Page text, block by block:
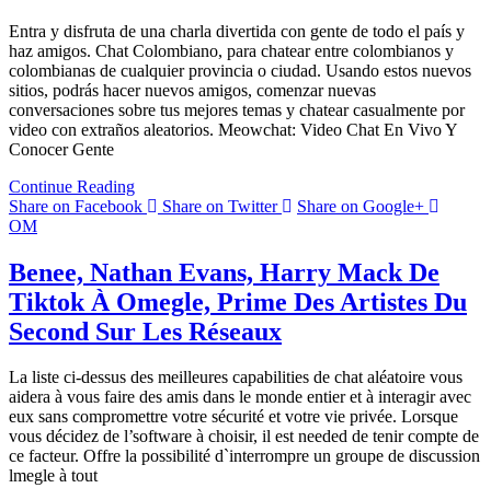
Entra y disfruta de una charla divertida con gente de todo el país y
haz amigos. Chat Colombiano, para chatear entre colombianos y
colombianas de cualquier provincia o ciudad. Usando estos nuevos
sitios, podrás hacer nuevos amigos, comenzar nuevas
conversaciones sobre tus mejores temas y chatear casualmente por
video con extraños aleatorios. Meowchat: Video Chat En Vivo Y
Conocer Gente
Continue Reading
Share on Facebook
Share on Twitter
Share on Google+
OM
Benee, Nathan Evans, Harry Mack De
Tiktok À Omegle, Prime Des Artistes Du
Second Sur Les Réseaux
La liste ci-dessus des meilleures capabilities de chat aléatoire vous
aidera à vous faire des amis dans le monde entier et à interagir avec
eux sans compromettre votre sécurité et votre vie privée. Lorsque
vous décidez de l’software à choisir, il est needed de tenir compte de
ce facteur. Offre la possibilité d`interrompre un groupe de discussion
lmegle à tout